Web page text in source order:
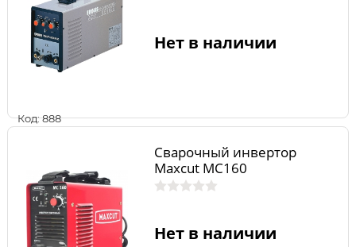
Код: 888
Нет в наличии
Сварочный инвертор
Maxcut MC160
Нет в наличии